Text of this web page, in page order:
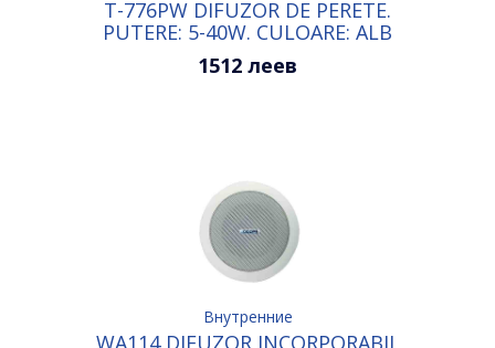
T-776PW DIFUZOR DE PERETE.
PUTERE: 5-40W. CULOARE: ALB
1512 леев
Внутренние
WA114 DIFUZOR INCORPORABIL